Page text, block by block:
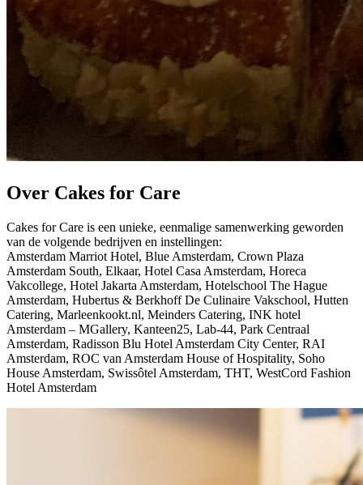
Over Cakes for Care
Cakes for Care is een unieke, eenmalige samenwerking geworden
van de volgende bedrijven en instellingen:
Amsterdam Marriot Hotel, Blue Amsterdam, Crown Plaza
Amsterdam South, Elkaar, Hotel Casa Amsterdam, Horeca
Vakcollege, Hotel Jakarta Amsterdam, Hotelschool The Hague
Amsterdam, Hubertus & Berkhoff De Culinaire Vakschool, Hutten
Catering, Marleenkookt.nl, Meinders Catering, INK hotel
Amsterdam – MGallery, Kanteen25, Lab-44, Park Centraal
Amsterdam, Radisson Blu Hotel Amsterdam City Center, RAI
Amsterdam, ROC van Amsterdam House of Hospitality, Soho
House Amsterdam, Swissôtel Amsterdam, THT, WestCord Fashion
Hotel Amsterdam